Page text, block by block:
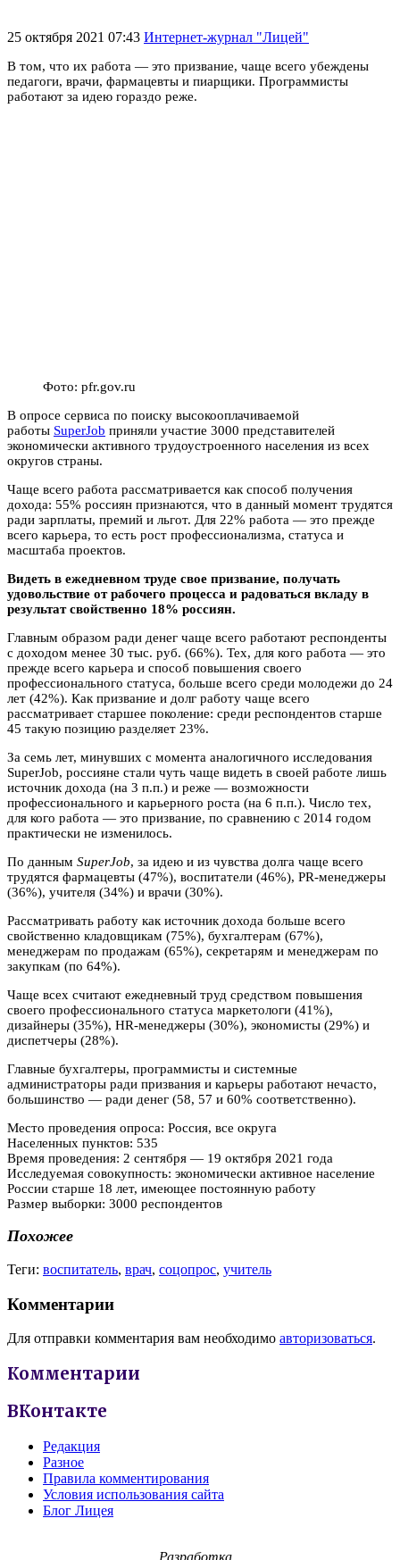
25 октября 2021 07:43 Интернет-журнал "Лицей"
В том, что их работа — это призвание, чаще всего убеждены
педагоги, врачи, фармацевты и пиарщики. Программисты
работают за идею гораздо реже.
Фото: pfr.gov.ru
В опросе сервиса по поиску высокооплачиваемой
работы SuperJob приняли участие 3000 представителей
экономически активного трудоустроенного населения из всех
округов страны.
Чаще всего работа рассматривается как способ получения
дохода: 55% россиян признаются, что в данный момент трудятся
ради зарплаты, премий и льгот. Для 22% работа — это прежде
всего карьера, то есть рост профессионализма, статуса и
масштаба проектов.
Видеть в ежедневном труде свое призвание, получать
удовольствие от рабочего процесса и радоваться вкладу в
результат свойственно 18% россиян.
Главным образом ради денег чаще всего работают респонденты
с доходом менее 30 тыс. руб. (66%). Тех, для кого работа — это
прежде всего карьера и способ повышения своего
профессионального статуса, больше всего среди молодежи до 24
лет (42%). Как призвание и долг работу чаще всего
рассматривает старшее поколение: среди респондентов старше
45 такую позицию разделяет 23%.
За семь лет, минувших с момента аналогичного исследования
SuperJob, россияне стали чуть чаще видеть в своей работе лишь
источник дохода (на 3 п.п.) и реже — возможности
профессионального и карьерного роста (на 6 п.п.). Число тех,
для кого работа — это призвание, по сравнению с 2014 годом
практически не изменилось.
По данным SuperJob, за идею и из чувства долга чаще всего
трудятся фармацевты (47%), воспитатели (46%), PR-менеджеры
(36%), учителя (34%) и врачи (30%).
Рассматривать работу как источник дохода больше всего
свойственно кладовщикам (75%), бухгалтерам (67%),
менеджерам по продажам (65%), секретарям и менеджерам по
закупкам (по 64%).
Чаще всех считают ежедневный труд средством повышения
своего профессионального статуса маркетологи (41%),
дизайнеры (35%), HR-менеджеры (30%), экономисты (29%) и
диспетчеры (28%).
Главные бухгалтеры, программисты и системные
администраторы ради призвания и карьеры работают нечасто,
большинство — ради денег (58, 57 и 60% соответственно).
Место проведения опроса: Россия, все округа
Населенных пунктов: 535
Время проведения: 2 сентября — 19 октября 2021 года
Исследуемая совокупность: экономически активное население
России старше 18 лет, имеющее постоянную работу
Размер выборки: 3000 респондентов
Похожее
Теги: воспитатель, врач, соцопрос, учитель
Комментарии
Для отправки комментария вам необходимо авторизоваться.
Комментарии
ВКонтакте
Редакция
Разное
Правила комментирования
Условия использования сайта
Блог Лицея
Разработка